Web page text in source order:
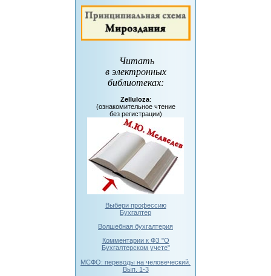
Читать
в электронных
библиотеках:
Zelluloza:
(ознакомительное чтение
без регистрации)
Выбери профессию
Бухгалтер
Волшебная бухгалтерия
Комментарии к ФЗ "О
Бухгалтерском учете"
МСФО: переводы на человеческий.
Вып. 1-3